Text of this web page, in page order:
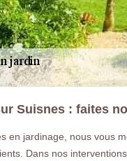
Suisnes : faites
en jardinage, nous vous
Dans nos